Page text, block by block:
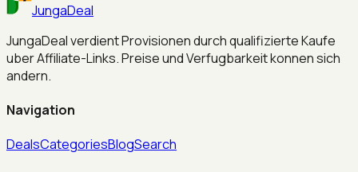
JungaDeal
JungaDeal verdient Provisionen durch qualifizierte Kaufe
uber Affiliate-Links. Preise und Verfugbarkeit konnen sich
andern.
Navigation
DealsCategoriesBlogSearch